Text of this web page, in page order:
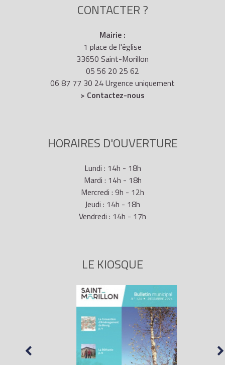
CONTACTER ?
Mairie :
1 place de l'église
33650 Saint-Morillon
05 56 20 25 62
06 87 77 30 24 Urgence uniquement
> Contactez-nous
HORAIRES D'OUVERTURE
Lundi : 14h - 18h
Mardi : 14h - 18h
Mercredi : 9h - 12h
Jeudi : 14h - 18h
Vendredi : 14h - 17h
LE KIOSQUE